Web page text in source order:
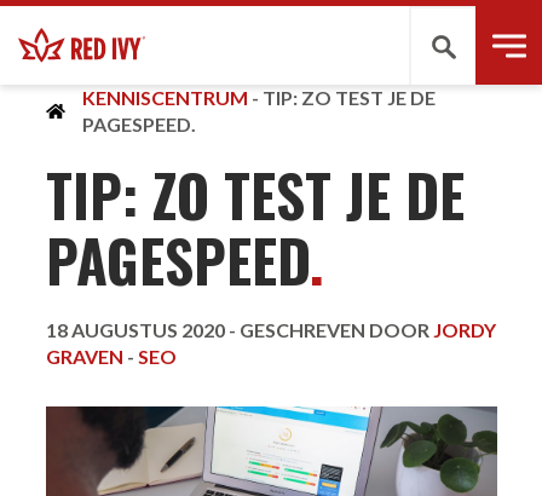
Zoeken
KENNISCENTRUM - TIP: ZO TEST JE DE
PAGESPEED.
TIP: ZO TEST JE DE
PAGESPEED.
18 AUGUSTUS 2020 - GESCHREVEN DOOR JORDY
GRAVEN - SEO